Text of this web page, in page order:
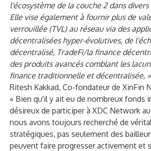
l'écosystème de la couche 2 dans
Elle vise également à fournir plus de
verrouillée (TVL) au réseau via des
décentralisées hyper-évolutives, de
décentralisé, TradeFi/la finance
des produits avancés comblant les
finance traditionnelle et décentralisée, »
Ritesh Kakkad, Co-fondateur de XinFin
« Bien qu'il y ait eu de nombreux fonds
désireux de participer à XDC Network
nous avons toujours recherché de
stratégiques, pas seulement des
peuvent faire progresser activement et